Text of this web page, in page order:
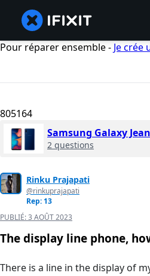
Pour réparer ensemble - Je crée
805164
Samsung Galaxy
2 questions
Rinku Prajapati
@rinkuprajapati
Rep: 13
PUBLIÉ:3 AOÛT 2023
The display line phone,
There is a line in the display of